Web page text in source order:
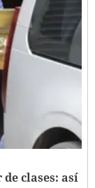
clases: así